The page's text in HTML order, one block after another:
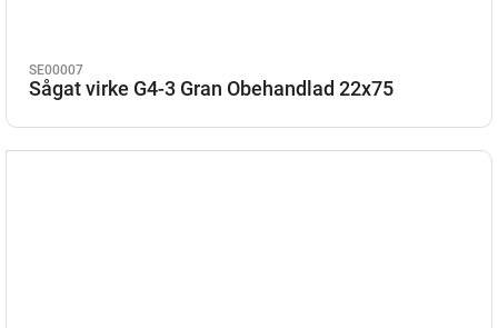
SE00007
Sågat virke G4-3 Gran Obehandlad 22x75